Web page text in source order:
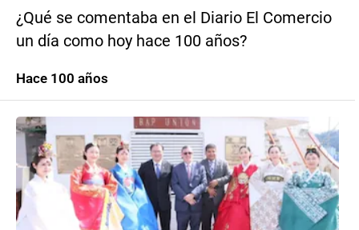
¿Qué se comentaba en el Diario El Comercio
un día como hoy hace 100 años?
Hace 100 años